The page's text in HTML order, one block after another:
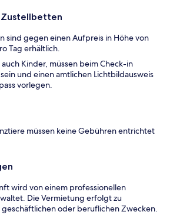
sind gegen einen Aufpreis in Höhe von
Tag erhältlich.
Kinder, müssen beim Check-in
und einen amtlichen Lichtbildausweis
vorlegen.
müssen keine Gebühren entrichtet
wird von einem professionellen
Die Vermietung erfolgt zu
oder beruflichen Zwecken.